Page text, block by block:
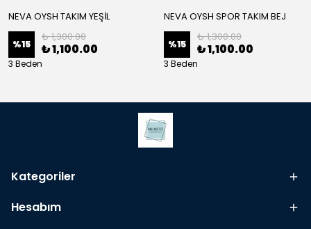
NEVA OYSH TAKIM YEŞİL
%15
₺ 1,300.00
₺ 1,100.00
3 Beden
NEVA OYSH SPOR TAKIM BEJ
%15
₺ 1,300.00
₺ 1,100.00
3 Beden
Kategoriler
Hesabım